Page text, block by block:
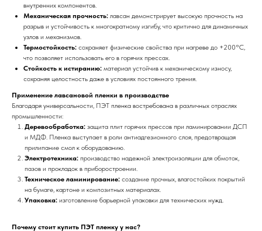
внутренних компонентов.
Механическая прочность: лавсан демонстрирует высокую прочность на
разрыв и устойчивость к многократному изгибу, что критично для динамичных
узлов и механизмов.
Термостойкость: сохраняет физические свойства при нагреве до +200°C,
что позволяет использовать его в горячих прессах.
Стойкость к истиранию: материал устойчив к механическому износу,
сохраняя целостность даже в условиях постоянного трения.
Применение лавсановой пленки в производстве
Благодаря универсальности, ПЭТ пленка востребована в различных отраслях
промышленности:
Деревообработка: защита плит горячих прессов при ламинировании ДСП
и МДФ. Пленка выступает в роли антиадгезионного слоя, предотвращая
прилипание смол к оборудованию.
Электротехника: производство надежной электроизоляции для обмоток,
пазов и прокладок в приборостроении.
Техническое ламинирование: создание прочных, влагостойких покрытий
на бумаге, картоне и композитных материалах.
Упаковка: изготовление барьерной упаковки для технических нужд.
Почему стоит купить ПЭТ пленку у нас?